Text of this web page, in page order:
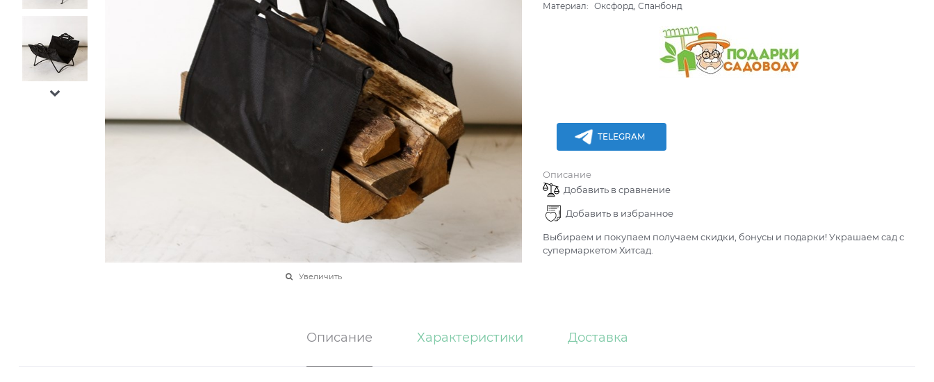
Увеличить
Материал:
Оксфорд, Спанбонд
TELEGRAM
Описание
Добавить в сравнение
Добавить в избранное
Выбираем и покупаем получаем скидки, бонусы и подарки! Украшаем сад с
супермаркетом Хитсад.
Описание Характеристики Доставка